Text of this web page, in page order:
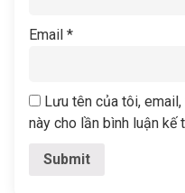
Email *
Lưu tên của tôi,
này cho lần bình luận kế